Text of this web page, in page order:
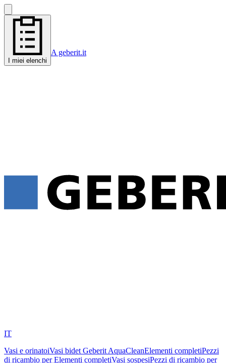
I miei elenchi
A geberit.it
IT
Vasi e orinatoiVasi bidet Geberit AquaCleanElementi completiPezzi
di ricambio per Elementi completiVasi sospesiPezzi di ricambio per